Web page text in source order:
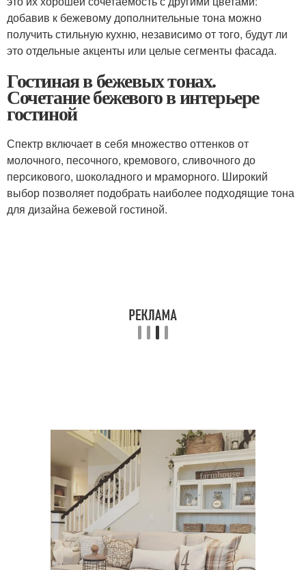
добавив к бежевому дополнительные тона можно
получить стильную кухню, независимо от того, будут ли
это отдельные акценты или целые сегменты фасада.
Гостиная в бежевых тонах.
Сочетание бежевого в интерьере
гостиной
Спектр включает в себя множество оттенков от
молочного, песочного, кремового, сливочного до
персикового, шоколадного и мраморного. Широкий
выбор позволяет подобрать наиболее подходящие тона
для дизайна бежевой гостиной.